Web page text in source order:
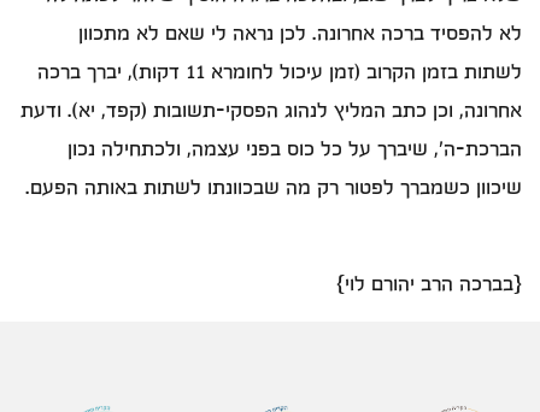
לא להפסיד ברכה אחרונה. לכן נראה לי שאם לא מתכוון
לשתות בזמן הקרוב (זמן עיכול לחומרא 11 דקות), יברך ברכה
אחרונה, וכן כתב המליץ לנהוג הפסקי-תשובות (קפד, יא). ודעת
הברכת-ה', שיברך על כל כוס בפני עצמה, ולכתחילה נכון
שיכוון כשמברך לפטור רק מה שבכוונתו לשתות באותה הפעם.
{בברכה הרב יהורם לוי}